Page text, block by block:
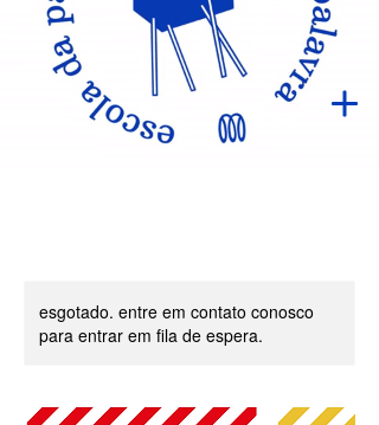
esgotado. entre em contato conosco
para entrar em fila de espera.